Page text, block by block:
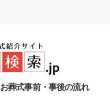
お葬式事前・事後の流れ